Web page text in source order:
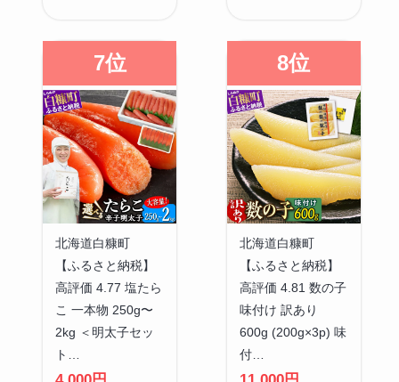
7位
北海道白糠町
【ふるさと納税】
高評価 4.77 塩たら
こ 一本物 250g〜
2kg ＜明太子セッ
ト…
8位
北海道白糠町
【ふるさと納税】
高評価 4.81 数の子
味付け 訳あり
600g (200g×3p) 味
付…